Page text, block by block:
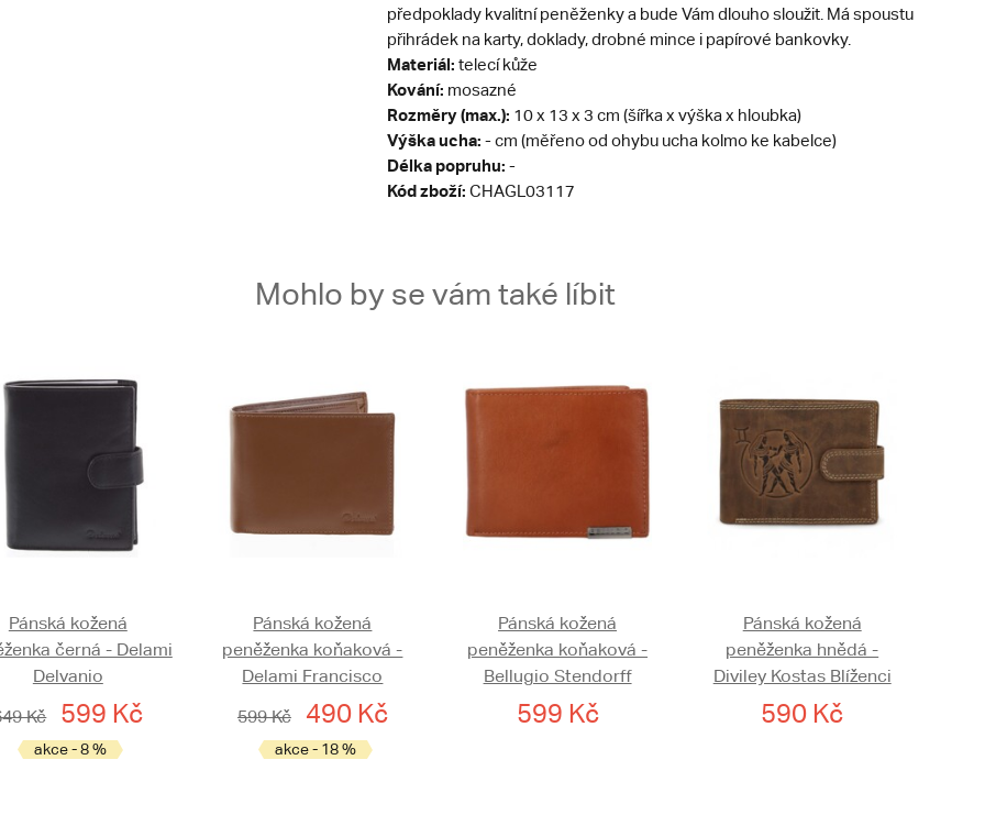
předpoklady kvalitní peněženky a bude Vám dlouho sloužit. Má spoustu
přihrádek na karty, doklady, drobné mince i papírové bankovky.
Materiál: telecí kůže
Kování: mosazné
Rozměry (max.): 10 x 13 x 3 cm (šířka x výška x hloubka)
Výška ucha: - cm (měřeno od ohybu ucha kolmo ke kabelce)
Délka popruhu: -
Kód zboží: CHAGL03117
Mohlo by se vám také líbit
Pánská kožená
černá - Delami
Delvanio
Kč
599 Kč
akce - 8 %
Pánská kožená
peněženka koňaková -
Delami Francisco
599 Kč
490 Kč
akce - 18 %
Pánská kožená
peněženka koňaková -
Bellugio Stendorff
599 Kč
Pánská kožená
peněženka hnědá -
Diviley Kostas Blíženci
590 Kč